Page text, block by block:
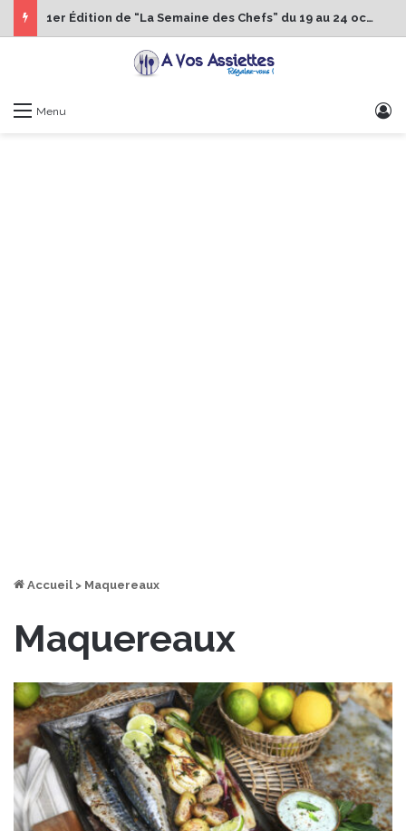
1er Édition de “La Semaine des Chefs” du 19 au 24 octobre 2026
Menu
Accueil > Maquereaux
Maquereaux